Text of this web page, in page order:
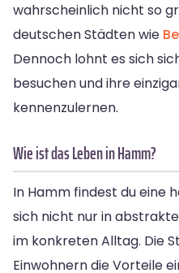
wahrscheinlich nicht so
deutschen Städten wie
Dennoch lohnt es sich
besuchen und ihre
kennenzulernen.
Wie ist das Leben in Hamm?
In Hamm findest du eine
sich nicht nur in
im konkreten Alltag. Die
Einwohnern die Vorteile